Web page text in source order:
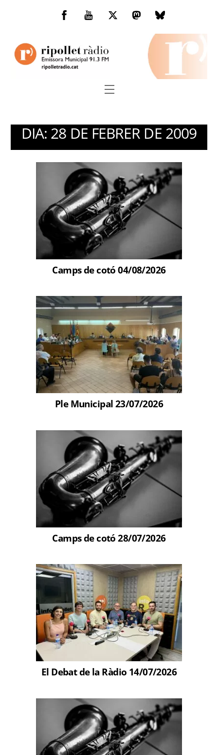
Facebook
You
TwitterMastodonBluesky
Menu
DIA: 28 DE FEBRER DE 2009
Camps de cotó 04/08/2026
Ple Municipal 23/07/2026
Camps de cotó 28/07/2026
El Debat de la Ràdio 14/07/2026